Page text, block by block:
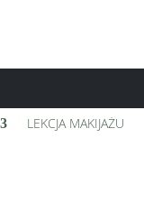
LEKCJA MAKIJAŻU